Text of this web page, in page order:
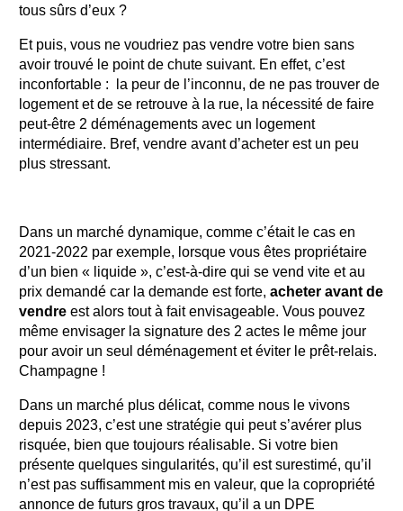
tous sûrs d’eux ?
Et puis, vous ne voudriez pas vendre votre bien sans
avoir trouvé le point de chute suivant. En effet, c’est
inconfortable : la peur de l’inconnu, de ne pas trouver de
logement et de se retrouve à la rue, la nécessité de faire
peut-être 2 déménagements avec un logement
intermédiaire. Bref, vendre avant d’acheter est un peu
plus stressant.
Dans un marché dynamique, comme c’était le cas en
2021-2022 par exemple, lorsque vous êtes propriétaire
d’un bien « liquide », c’est-à-dire qui se vend vite et au
prix demandé car la demande est forte, acheter avant de
vendre est alors tout à fait envisageable. Vous pouvez
même envisager la signature des 2 actes le même jour
pour avoir un seul déménagement et éviter le prêt-relais.
Champagne !
Dans un marché plus délicat, comme nous le vivons
depuis 2023, c’est une stratégie qui peut s’avérer plus
risquée, bien que toujours réalisable. Si votre bien
présente quelques singularités, qu’il est surestimé, qu’il
n’est pas suffisamment mis en valeur, que la copropriété
annonce de futurs gros travaux, qu’il a un DPE